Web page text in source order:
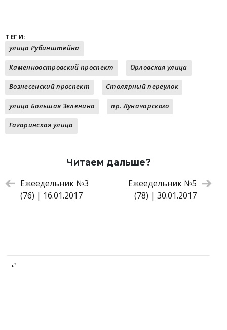
ТЕГИ:
улица Рубинштейна
Каменноостровский проспект Орловская улица
Вознесенский проспект Столярный переулок
улица Большая Зеленина пр. Луначарского
Гагаринская улица
Читаем дальше?
Ежеедельник №3
(76) | 16.01.2017
Ежеедельник №5
(78) | 30.01.2017